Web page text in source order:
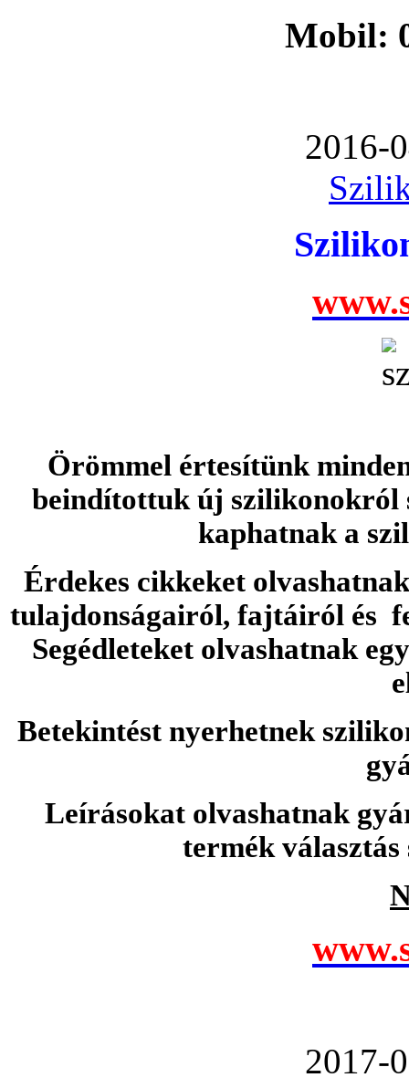
Mobil:
2016-
Örömmel értesítünk
beindítottuk új szilikonokról
kaphatnak a
Érdekes cikkeket
tulajdonságairól, fajtáiról és
Segédleteket olvashatnak
Betekintést nyerhetnek
Leírásokat olvashatnak
termék
2017-